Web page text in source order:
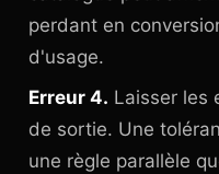
perdant en
d'usage.
Erreur 4. Laisser les
de sortie. Une
une règle parallèle